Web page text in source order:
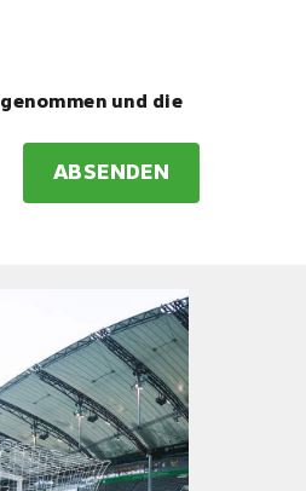
und die
ABSENDEN